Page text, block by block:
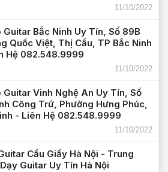
11/10/2022
Guitar Bắc Ninh Uy Tín, Số 89B
Quốc Việt, Thị Cầu, TP Bắc Ninh
Hệ 082.548.9999
11/10/2022
Guitar Vinh Nghệ An Uy Tín, Số
Công Trứ, Phường Hưng Phúc,
- Liên Hệ 082.548.9999
11/10/2022
Cầu Giấy Hà Nội - Trung
Guitar Uy Tín Hà Nội